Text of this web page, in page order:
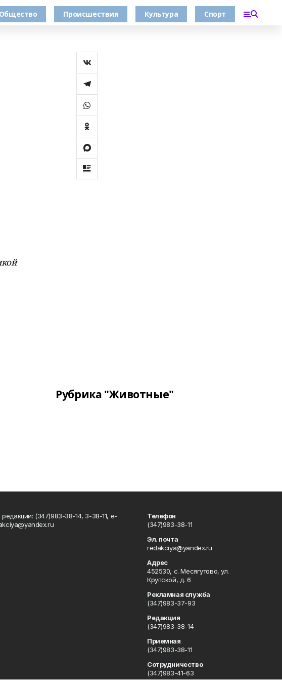
Общество Происшествия Культура Спорт
Рубрика "Животные"
редакции: (347)983-38-14, 3-38-11, e-
Телефон
(347)983-38-11
Эл. почта
redakciya@yandex.ru
Адрес
452530, с. Месягутово, ул.
Крупской, д. 6
Рекламная служба
(347)983-37-93
Редакция
(347)983-38-14
Приемная
(347)983-38-11
Сотрудничество
(347)983-41-63